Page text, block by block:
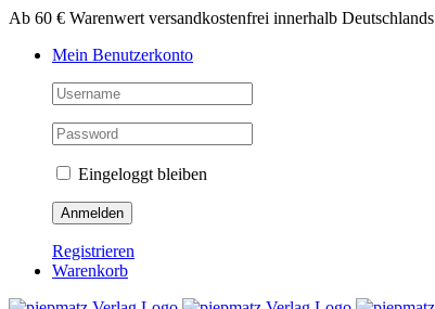
Zum
springen
Ab 60 € Warenwert versandkostenfrei innerhalb Deutschlands
Mein Benutzerkonto
Eingeloggt bleiben
Registrieren
Warenkorb